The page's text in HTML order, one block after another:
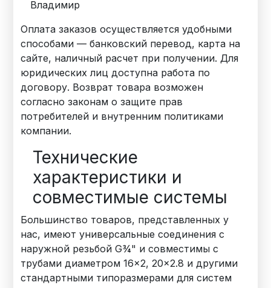
Владимир
Оплата заказов осуществляется удобными
способами — банковский перевод, карта на
сайте, наличный расчет при получении. Для
юридических лиц доступна работа по
договору. Возврат товара возможен
согласно законам о защите прав
потребителей и внутренним политиками
компании.
Технические
характеристики и
совместимые системы
Большинство товаров, представленных у
нас, имеют универсальные соединения с
наружной резьбой G¾" и совместимы с
трубами диаметром 16×2, 20×2.8 и другими
стандартными типоразмерами для систем